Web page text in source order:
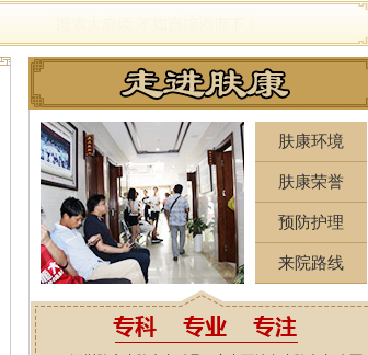
肤康环境
肤康荣誉
预防护理
来院路线